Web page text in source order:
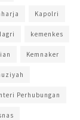
Kapolri
kemenkes
Kemnaker
Perhubungan